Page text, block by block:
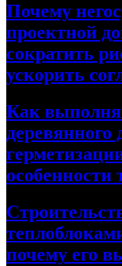
Почему
проектной
сократить
ускорить
Как
деревянного
особенности
почему его